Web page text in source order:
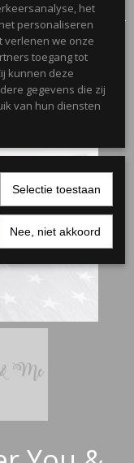
het
personaliseren
verlenen we onze
toegang tot
kunnen deze
gegevens die zij
van hun diensten
Selectie toestaan
Nee, niet akkoord